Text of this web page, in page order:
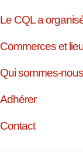
Le CQL a
Commerces et
Qui sommes-nous
Adhérer
Contact